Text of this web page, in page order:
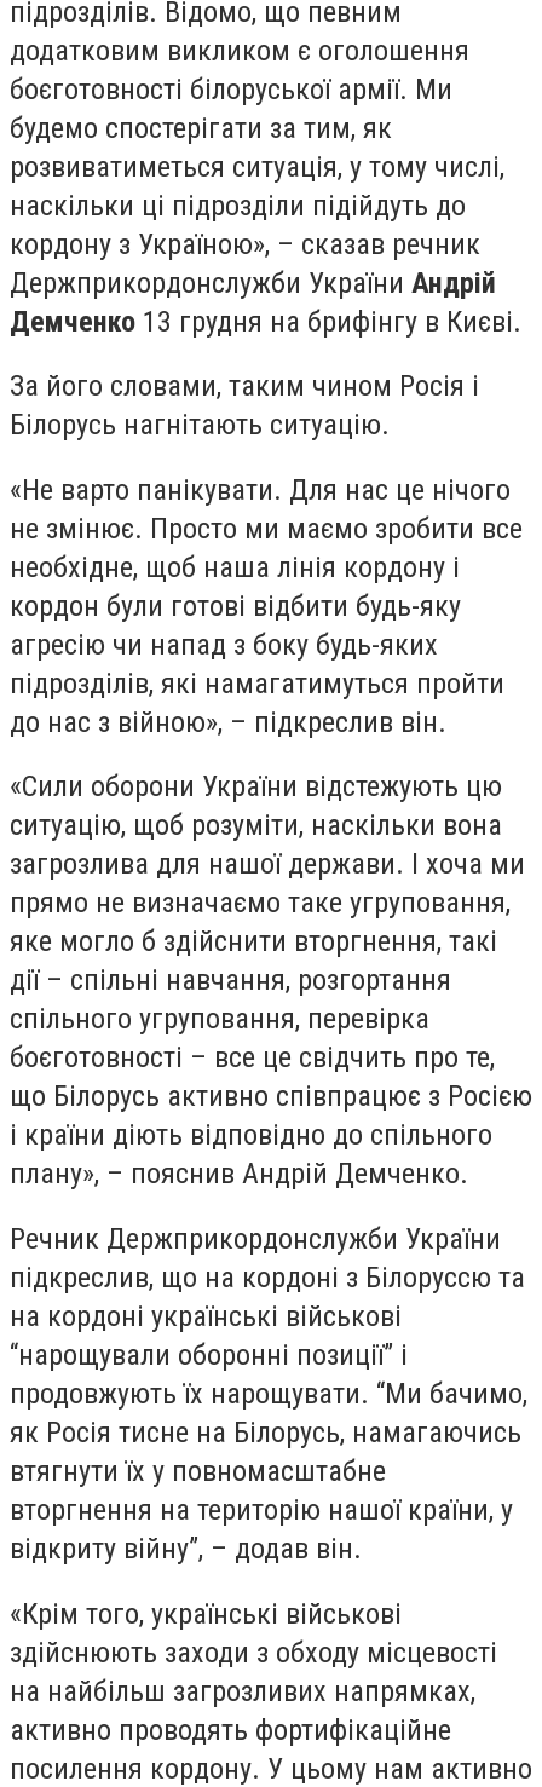
підрозділів. Відомо, що певним
додатковим викликом є ​​оголошення
боєготовності білоруської армії. Ми
будемо спостерігати за тим, як
розвиватиметься ситуація, у тому числі,
наскільки ці підрозділи підійдуть до
кордону з Україною», – сказав речник
Держприкордонслужби України Андрій
Демченко 13 грудня на брифінгу в Києві.
За його словами, таким чином Росія і
Білорусь нагнітають ситуацію.
«Не варто панікувати. Для нас це нічого
не змінює. Просто ми маємо зробити все
необхідне, щоб наша лінія кордону і
кордон були готові відбити будь-яку
агресію чи напад з боку будь-яких
підрозділів, які намагатимуться пройти
до нас з війною», – підкреслив він.
«Сили оборони України відстежують цю
ситуацію, щоб розуміти, наскільки вона
загрозлива для нашої держави. І хоча ми
прямо не визначаємо таке угруповання,
яке могло б здійснити вторгнення, такі
дії – спільні навчання, розгортання
спільного угруповання, перевірка
боєготовності – все це свідчить про те,
що Білорусь активно співпрацює з Росією
і країни діють відповідно до спільного
плану», – пояснив Андрій Демченко.
Речник Держприкордонслужби України
підкреслив, що на кордоні з Білоруссю та
на кордоні українські військові
“нарощували оборонні позиції” і
продовжують їх нарощувати. “Ми бачимо,
як Росія тисне на Білорусь, намагаючись
втягнути їх у повномасштабне
вторгнення на територію нашої країни, у
відкриту війну”, – додав він.
«Крім того, українські військові
здійснюють заходи з обходу місцевості
на найбільш загрозливих напрямках,
активно проводять фортифікаційне
посилення кордону. У цьому нам активно